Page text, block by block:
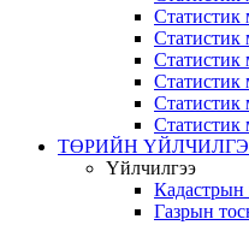
Статистик
Статистик
Статистик
Статистик
Статистик
Статистик
ТӨРИЙН
Үйлчилгээ
Кадастрын
Газрын